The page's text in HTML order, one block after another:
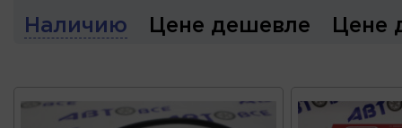
Наличию Цене дешевле Цене